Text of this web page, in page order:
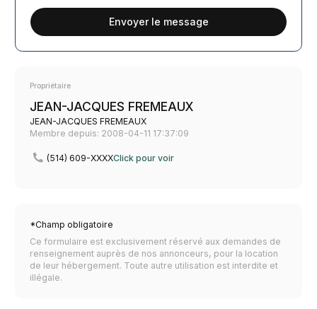
Propriétaire
JEAN-JACQUES FREMEAUX
JEAN-JACQUES FREMEAUX
Membre depuis: 2008-04-11 17:37:09
(514) 609-XXXXClick pour voir
*Champ obligatoire
Ce formulaire est exclusivement réservé aux demandes de
renseignement auprès de nos annonceurs, pour la location
de leur hébergement. Toute autre utilisation est interdite et
illégale.
Envoyer le message